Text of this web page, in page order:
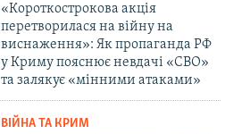
«Короткострокова акція
перетворилася на війну на
виснаження»: Як пропаганда РФ
у Криму пояснює невдачі «СВО»
та залякує «мінними атаками»
ВІЙНА ТА КРИМ